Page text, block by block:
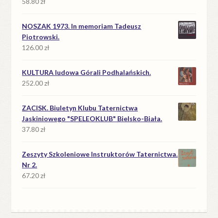
NOSZAK 1973. In memoriam Tadeusz
Piotrowski.
126.00zł
KULTURA ludowa Górali Podhalańskich.
252.00zł
ZACISK. Biuletyn Klubu Taternictwa
Jaskiniowego "SPELEOKLUB" Bielsko-Biała.
37.80zł
Zeszyty Szkoleniowe Instruktorów Taternictwa.
Nr 2.
67.20zł